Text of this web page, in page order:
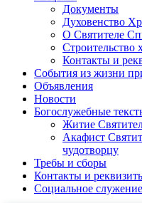
Документы
Духовенство
О Святителе
Строительство
Контакты и
События из жизни
Объявления
Новости
Богослужебные
Житие
Акафист
чудотворцу
Требы и сборы
Контакты и
Социальное служение